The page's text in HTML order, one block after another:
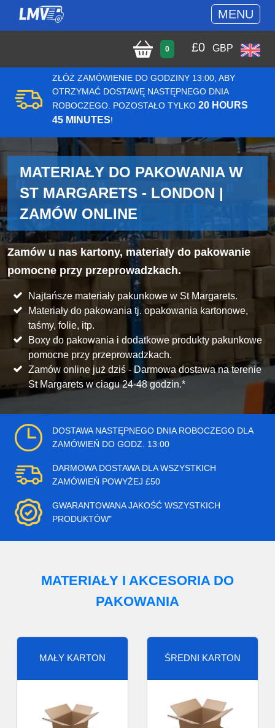
MENU
0 £0 GBP
ZŁÓŻ ZAMÓWIENIE DO GODZINY 13:00, ABY
OTRZYMAĆ DOSTAWĘ NASTĘPNEGO DNIA
ROBOCZEGO. POZOSTAŁO TYLKO 20 HOURS
45 MINUTES!
MATERIAŁY DO PAKOWANIA W
ST MARGARETS - LONDON |
ZAMÓW ONLINE
Zamów u nas kartony, materiały do pakowanie
pomocne przy przeprowadzkach.
Najtańsze materiały pakunkowe w St Margarets.
Materiały do pakowania tj. opakowania kartonowe,
taśmy, folie, itp.
Boxy do pakowania i dodatkowe produkty pakunkowe
pomocne przy przeprowadzkach.
Zamów online już dziś - Darmowa dostawa na terenie
St Margarets w ciagu 24-48 godzin.*
DOSTAWA NASTĘPNEGO DNIA ROBOCZEGO DLA
ZAMÓWIEŃ DO GODZ. 13:00
DARMOWA DOSTAWA DLA WSZYSTKICH
ZAMÓWIEŃ POWYŻEJ £50
GWARANTOWANA JAKOŚĆ WSZYSTKICH
PRODUKTÓW"
MATERIAŁY I AKCESORIA DO
PAKOWANIA
MAŁY KARTON ŚREDNI KARTON